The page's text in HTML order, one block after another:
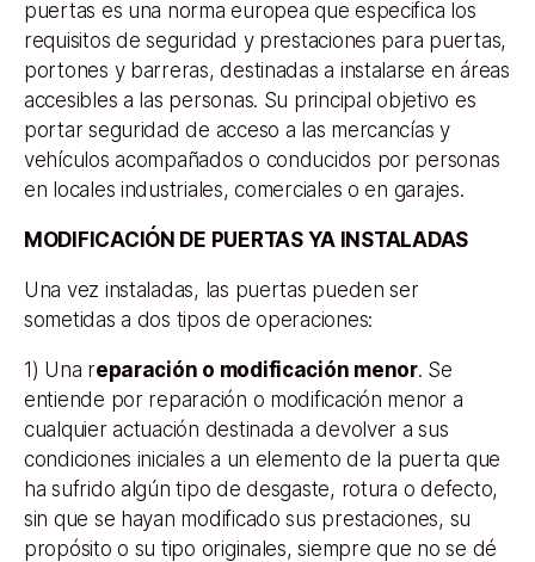
puertas es una norma europea que especifica los
requisitos de seguridad y prestaciones para puertas,
portones y barreras, destinadas a instalarse en áreas
accesibles a las personas. Su principal objetivo es
portar seguridad de acceso a las mercancías y
vehículos acompañados o conducidos por personas
en locales industriales, comerciales o en garajes.
MODIFICACIÓN DE PUERTAS YA INSTALADAS
Una vez instaladas, las puertas pueden ser
sometidas a dos tipos de operaciones:
1) Una reparación o modificación menor. Se
entiende por reparación o modificación menor a
cualquier actuación destinada a devolver a sus
condiciones iniciales a un elemento de la puerta que
ha sufrido algún tipo de desgaste, rotura o defecto,
sin que se hayan modificado sus prestaciones, su
propósito o su tipo originales, siempre que no se dé